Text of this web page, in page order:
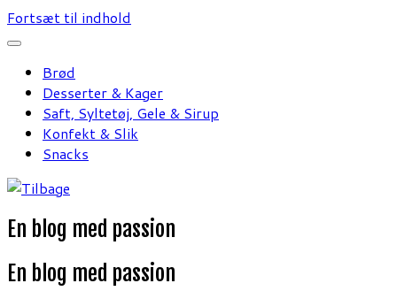
Fortsæt til indhold
Brød
Desserter & Kager
Saft, Syltetøj, Gele & Sirup
Konfekt & Slik
Snacks
En blog med passion
En blog med passion